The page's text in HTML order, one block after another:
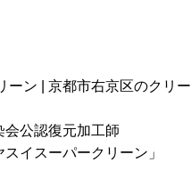
公認復元加工師
イスーパークリーン」